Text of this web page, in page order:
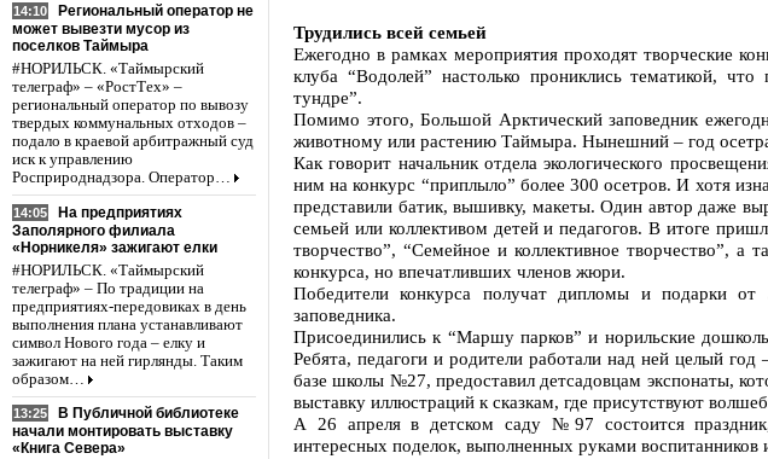
14:10
Региональный оператор не
может вывезти мусор из
поселков Таймыра
#НОРИЛЬСК. «Таймырский
телеграф» – «РостТех» –
региональный оператор по вывозу
твердых коммунальных отходов –
подало в краевой арбитражный суд
иск к управлению
Росприроднадзора. Оператор…
14:05
На предприятиях
Заполярного филиала
«Норникеля» зажигают елки
#НОРИЛЬСК. «Таймырский
телеграф» – По традиции на
предприятиях-передовиках в день
выполнения плана устанавливают
символ Нового года – елку и
зажигают на ней гирлянды. Таким
образом…
13:25
В Публичной библиотеке
начали монтировать выставку
«Книга Севера»
Трудились всей семьей
Ежегодно в рамках мероприятия проходят творческие
клуба “Водолей” настолько прониклись тематикой,
тундре”.
Помимо этого, Большой Арктический заповедник
животному или растению Таймыра. Нынешний – год
Как говорит начальник отдела экологического
ним на конкурс “приплыло” более 300 осетров. И хотя
представили батик, вышивку, макеты. Один автор даже
семьей или коллективом детей и педагогов. В итоге
творчество”, “Семейное и коллективное творчество”,
конкурса, но впечатливших членов жюри.
Победители конкурса получат дипломы и подарки от
заповедника.
Присоединились к “Маршу парков” и норильские
Ребята, педагоги и родители работали над ней целый
базе школы №27, предоставил детсадовцам экспонаты,
выставку иллюстраций к сказкам, где присутствуют
А 26 апреля в детском саду №97 состоится
интересных поделок, выполненных руками воспитанников